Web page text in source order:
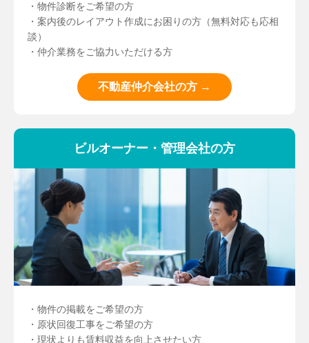
・物件診断をご希望の方
・案内後のレイアウト作成にお困りの方（無料対応も応相
談）
・仲介業務をご協力いただける方
不動産仲介会社の方 →
ビルオーナー・管理会社の方
・物件の掲載をご希望の方
・原状回復工事をご希望の方
・現状よりも賃料収益を向上させたい方